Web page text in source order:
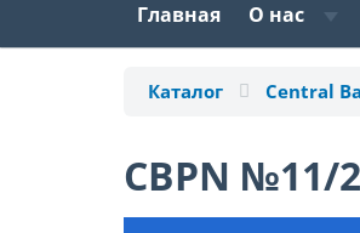
Главная О нас
Каталог Central
CBPN №11/